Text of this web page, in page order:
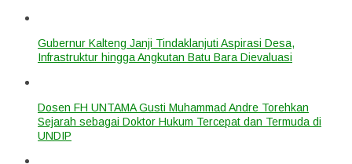
Gubernur Kalteng Janji Tindaklanjuti Aspirasi Desa,
Infrastruktur hingga Angkutan Batu Bara Dievaluasi
Dosen FH UNTAMA Gusti Muhammad Andre Torehkan
Sejarah sebagai Doktor Hukum Tercepat dan Termuda di
UNDIP